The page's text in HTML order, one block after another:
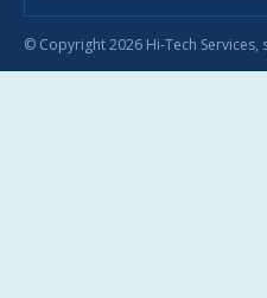
© Copyright 2026 Hi-Tech Services,